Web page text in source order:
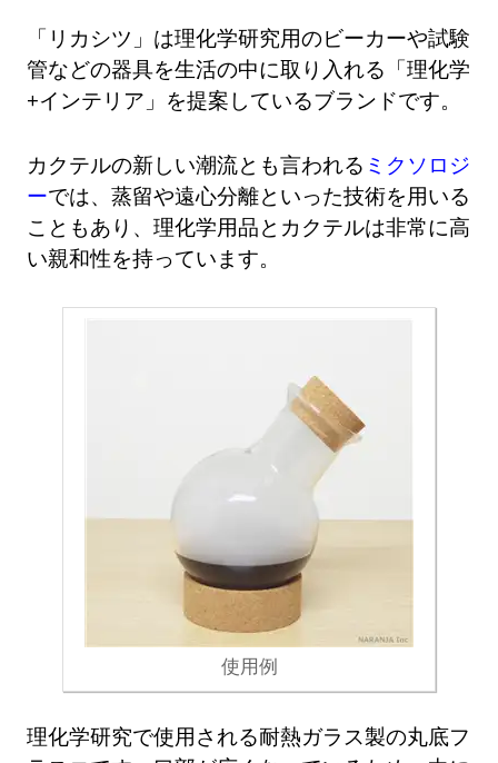
「リカシツ」は理化学研究用のビーカーや試験
管などの器具を生活の中に取り入れる「理化学
+インテリア」を提案しているブランドです。
カクテルの新しい潮流とも言われる ミクソロジ
ーでは、蒸留や遠心分離といった技術を用いる
こともあり、理化学用品とカクテルは非常に高
い親和性を持っています。
使用例
理化学研究で使用される耐熱ガラス製の丸底フ